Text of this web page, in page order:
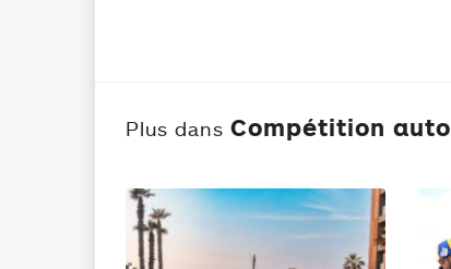
Plus dans Compétition auto